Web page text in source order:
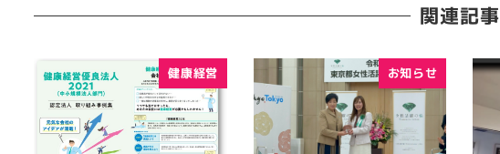
関連記事
健康経営 お知らせ